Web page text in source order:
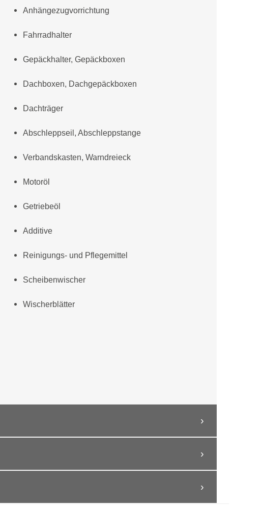
Anhängezugvorrichtung
Fahrradhalter
Gepäckhalter, Gepäckboxen
Dachboxen, Dachgepäckboxen
Dachträger
Abschleppseil, Abschleppstange
Verbandskasten, Warndreieck
Motoröl
Getriebeöl
Additive
Reinigungs- und Pflegemittel
Scheibenwischer
Wischerblätter